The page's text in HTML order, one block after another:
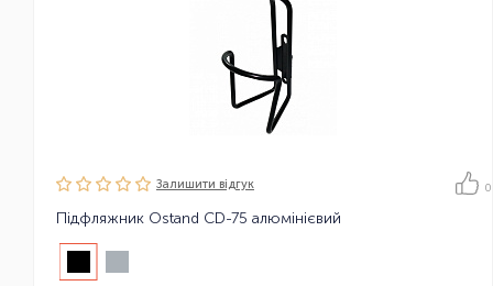
Залишити вiдгук 0
Підфляжник Ostand CD-75 алюмінієвий